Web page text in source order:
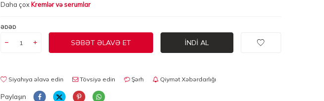
Daha çox Kremlər və serumlar
ƏDƏD
SƏBƏT ƏLAVƏ ET İNDI AL
Siyahıya əlavə edin Tövsiyə edin Şərh Qiymət Xəbərdarlığı
Paylaşın